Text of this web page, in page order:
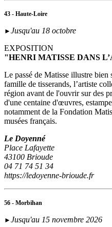
43 - Haute-Loire
► Jusqu'au 18 octobre
EXPOSITION
"HENRI MATISSE DANS
Le passé de Matisse illustre bien
famille de tisserands, l’artiste
région avant de l'ouvrir sur des
d'une centaine d'œuvres,
notamment de la Fondation
musées français.
Le Doyenné
Place Lafayette
43100 Brioude
04 71 74 51 34
https://ledoyenne-brioude.fr
56 - Morbihan
► Jusqu'au 15 novembre 2026